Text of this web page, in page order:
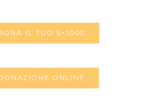
IL TUO 5×1000
ONLINE